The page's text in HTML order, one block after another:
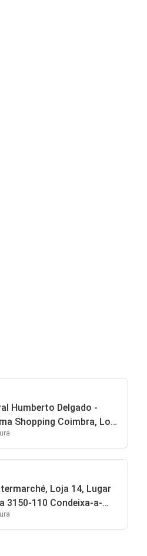
Humberto Delgado -
Shopping Coimbra, Loja
327 Coimbra
Loja 14, Lugar
3150-110 Condeixa-a-